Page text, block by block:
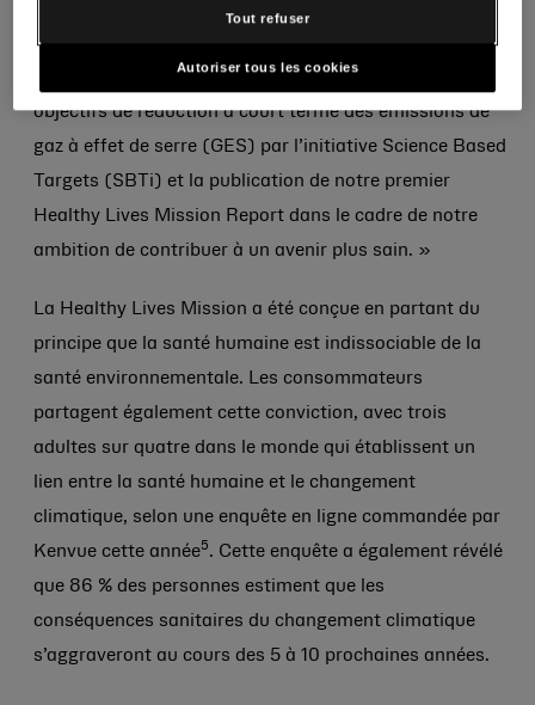
durable chez Kenvue. « Nous avons accompli des
progrès significatifs, notamment la validation de nos
objectifs de réduction à court terme des émissions de
gaz à effet de serre (GES) par l’initiative Science Based
Targets (SBTi) et la publication de notre premier
Healthy Lives Mission Report dans le cadre de notre
ambition de contribuer à un avenir plus sain. »
La Healthy Lives Mission a été conçue en partant du
principe que la santé humaine est indissociable de la
santé environnementale. Les consommateurs
partagent également cette conviction, avec trois
adultes sur quatre dans le monde qui établissent un
lien entre la santé humaine et le changement
climatique, selon une enquête en ligne commandée par
Kenvue cette année5 . Cette enquête a également révélé
que 86 % des personnes estiment que les
conséquences sanitaires du changement climatique
s’aggraveront au cours des 5 à 10 prochaines années.
Tout refuser
Autoriser tous les cookies